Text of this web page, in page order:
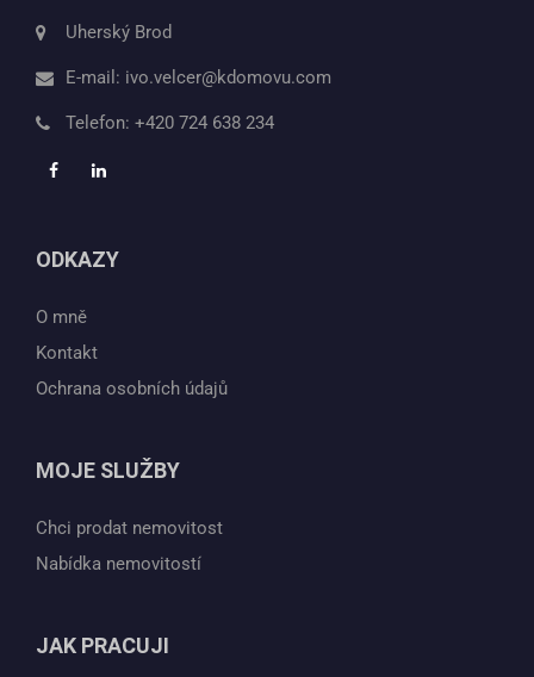
Uherský Brod
E-mail: ivo.velcer@kdomovu.com
Telefon: +420 724 638 234
ODKAZY
O mně
Kontakt
Ochrana osobních údajů
MOJE SLUŽBY
Chci prodat nemovitost
Nabídka nemovitostí
JAK PRACUJI